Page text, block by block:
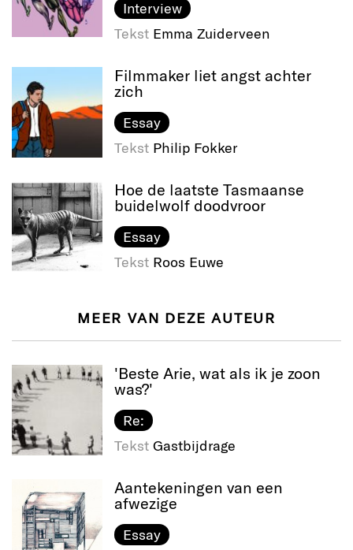
Interview
Tekst Emma Zuiderveen
Filmmaker liet angst achter
zich
Essay
Tekst Philip Fokker
Hoe de laatste Tasmaanse
buidelwolf doodvroor
Essay
Tekst Roos Euwe
MEER VAN DEZE AUTEUR
'Beste Arie, wat als ik je zoon
was?'
Re:
Tekst Gastbijdrage
Aantekeningen van een
afwezige
Essay